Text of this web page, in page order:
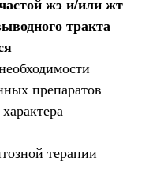
тракта
препаратов
терапии